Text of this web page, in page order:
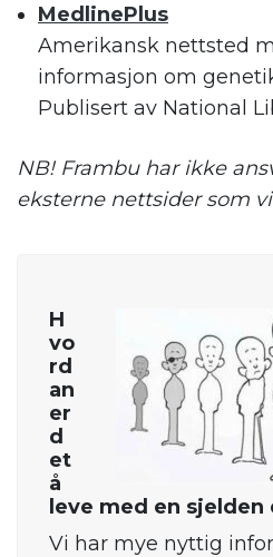
MedlinePlus
Amerikansk nettsted
informasjon om
Publisert av National
NB! Frambu har ikke
eksterne nettsider som
H
vo
rd
an
er
d
et
å
leve med en sjelden
Vi har mye nyttig